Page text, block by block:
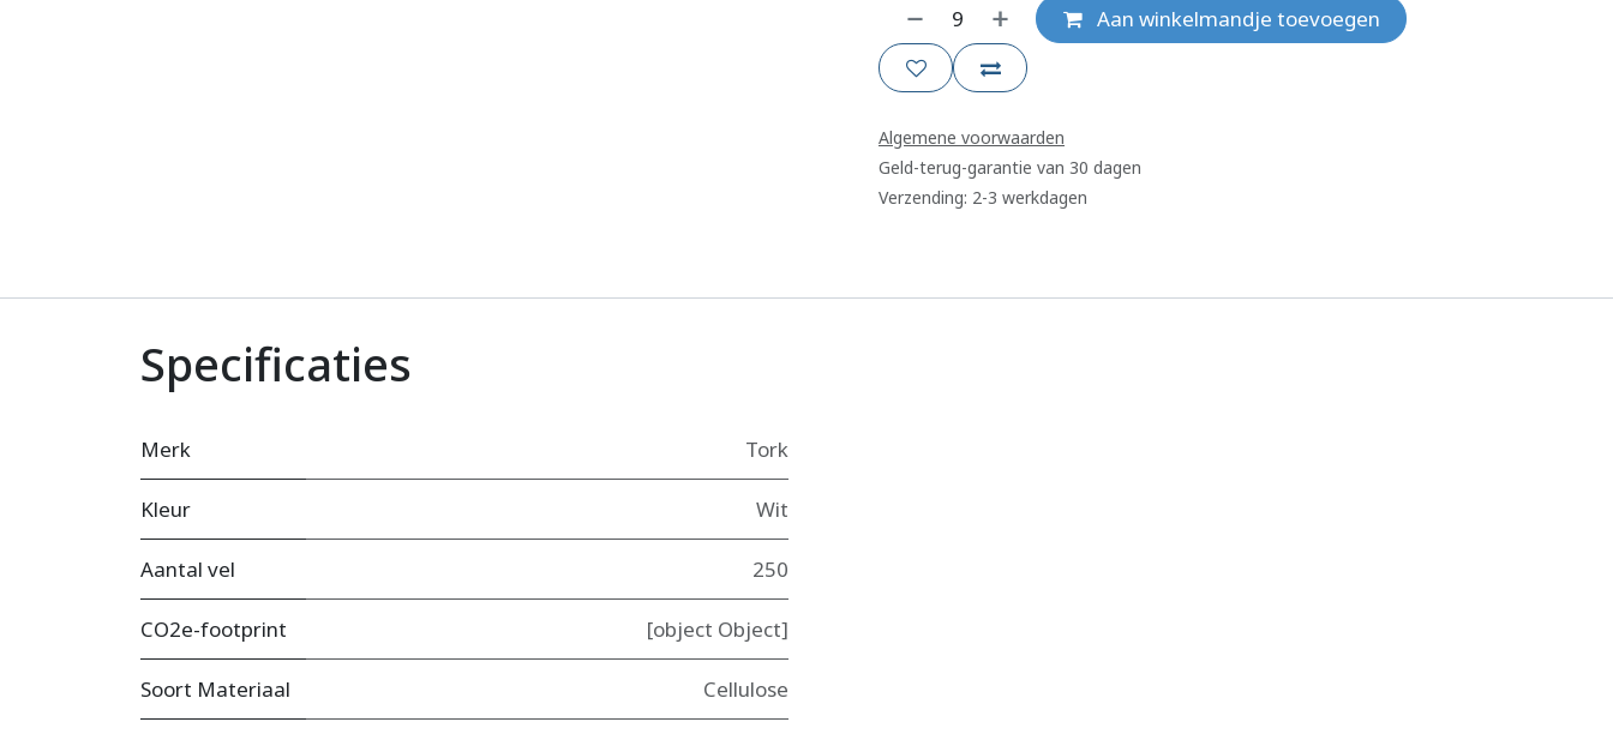
Aan winkelmandje toevoegen
Algemene voorwaarden
Geld-terug-garantie van 30 dagen
Verzending: 2-3 werkdagen
Specificaties
Merk Tork
Kleur Wit
Aantal vel 250
CO2e-footprint [object Object]
Soort Materiaal Cellulose